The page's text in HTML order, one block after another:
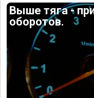
Выше тяга -
оборотов.